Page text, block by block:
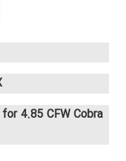
4.85 CFW Cobra